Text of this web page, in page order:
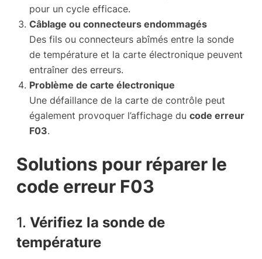
pour un cycle efficace.
Câblage ou connecteurs endommagés
Des fils ou connecteurs abîmés entre la sonde
de température et la carte électronique peuvent
entraîner des erreurs.
Problème de carte électronique
Une défaillance de la carte de contrôle peut
également provoquer l’affichage du code erreur
F03.
Solutions pour réparer le
code erreur F03
1. Vérifiez la sonde de
température